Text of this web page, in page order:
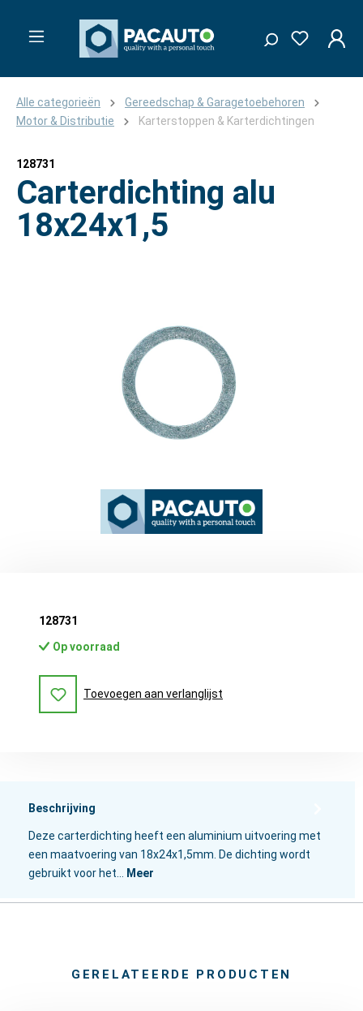
Alle categorieën
Gereedschap & Garagetoebehoren
Motor & Distributie
Karterstoppen & Karterdichtingen
128731
Carterdichting alu
18x24x1,5
128731
Op voorraad
Toevoegen aan verlanglijst
Beschrijving
Deze carterdichting heeft een aluminium uitvoering met
een maatvoering van 18x24x1,5mm. De dichting wordt
gebruikt voor het… Meer
GERELATEERDE PRODUCTEN